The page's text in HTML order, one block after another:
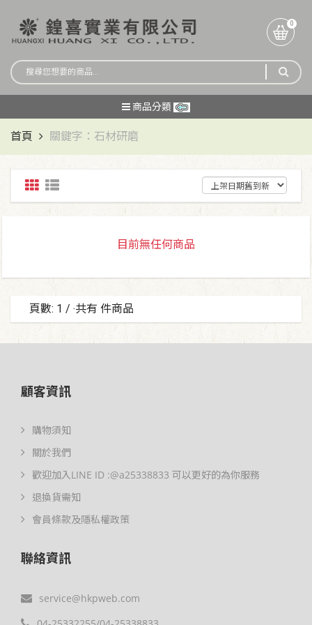
0
商品分類
首頁 關鍵字：石材研磨
目前無任何商品
頁數: 1 / ‧共有 件商品
顧客資訊
購物須知
關於我們
歡迎加入LINE ID :@a25338833 可以更好的為你服務
退換貨需知
會員條款及隱私權政策
聯絡資訊
service@hkpweb.com